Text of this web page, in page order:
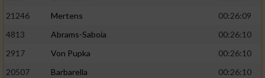
21246
Mertens
00:26:09
4813
Abrams-Saboia
00:26:10
2917
Von Pupka
00:26:10
20507
Barbarella
00:26:10